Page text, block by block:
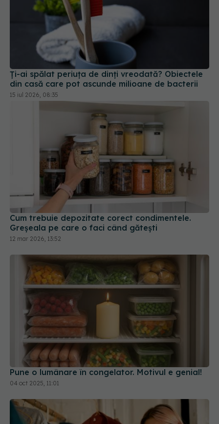
Ți-ai spălat periuța de dinți vreodată? Obiectele
din casă care pot ascunde milioane de bacterii
15 iul 2026, 08:35
Cum trebuie depozitate corect condimentele.
Greșeala pe care o faci când gătești
12 mar 2026, 13:52
Pune o lumânare în congelator. Motivul e genial!
04 oct 2025, 11:01